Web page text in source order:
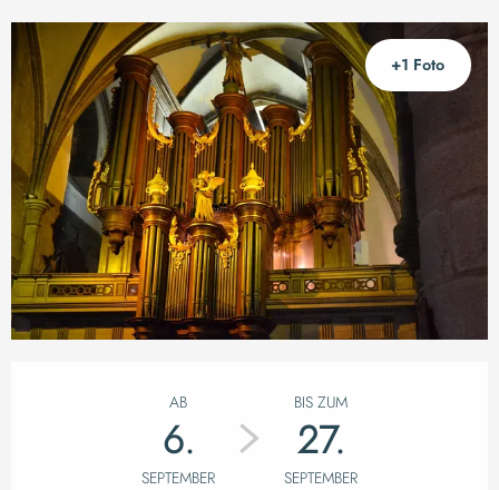
+1 Foto
Öffnungszeiten &
AB
6.
SEPTEMBER
BIS ZUM
27.
SEPTEMBER